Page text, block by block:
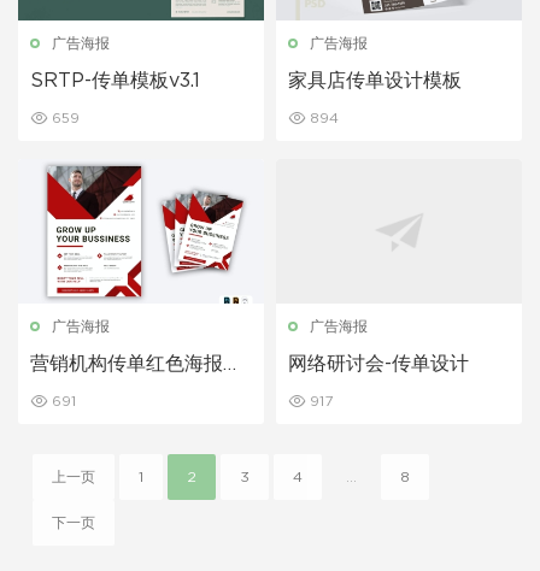
广告海报
SRTP-传单模板v3.1
659
广告海报
家具店传单设计模板
894
广告海报
营销机构传单红色海报设
691
广告海报
网络研讨会-传单设计
917
上一页 1 2 3 4 8
下一页